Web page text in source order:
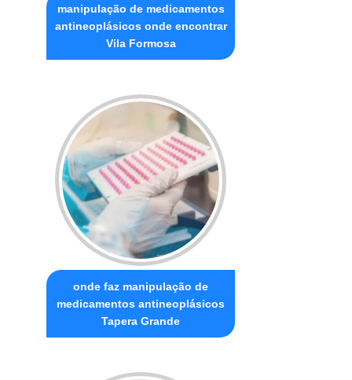
manipulação de medicamentos
antineoplásicos onde encontrar
Vila Formosa
onde faz manipulação de
medicamentos antineoplásicos
Tapera Grande